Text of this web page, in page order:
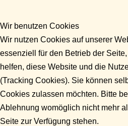
Wir benutzen Cookies
Wir nutzen Cookies auf unserer
essenziell für den Betrieb der
helfen, diese Website und die
(Tracking Cookies). Sie können
Cookies zulassen möchten. Bitte
Ablehnung womöglich nicht mehr
Seite zur Verfügung stehen.